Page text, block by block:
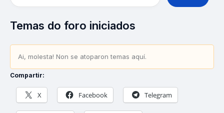
Temas do foro iniciados
Ai, molesta! Non se atoparon temas aquí.
Compartir:
X Facebook Telegram